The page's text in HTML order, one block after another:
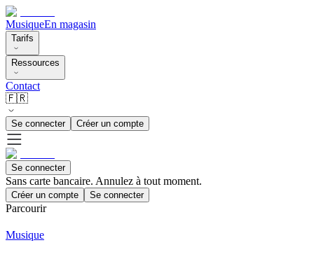
MusiqueEn magasin
Tarifs
Ressources
Contact
🇫🇷
Se connecter Créer un compte
Se connecter
Sans carte bancaire. Annulez à tout moment.
Créer un compte Se connecter
Parcourir
Musique